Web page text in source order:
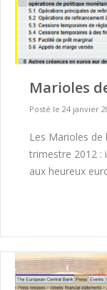
Marioles
Posté le 24 janvier
Les Marioles de
trimestre 2012 :
aux heureux